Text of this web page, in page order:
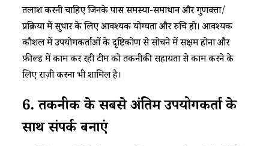
तलाश करनी चाहिए जिनके पास समस्या-समाधान और गुणवत्ता/
प्रक्रिया में सुधार के लिए आवश्यक योग्यता और रुचि हो। आवश्यक
कौशल में उपयोगकर्ताओं के दृष्टिकोण से सोचने में सक्षम होना और
फ़ील्ड में काम कर रही टीम को तकनीकी सहायता से काम करने के
लिए राज़ी करना भी शामिल है।
6.तकनीक के सबसे अंतिम उपयोगकर्ता के
साथ संपर्क बनाएं